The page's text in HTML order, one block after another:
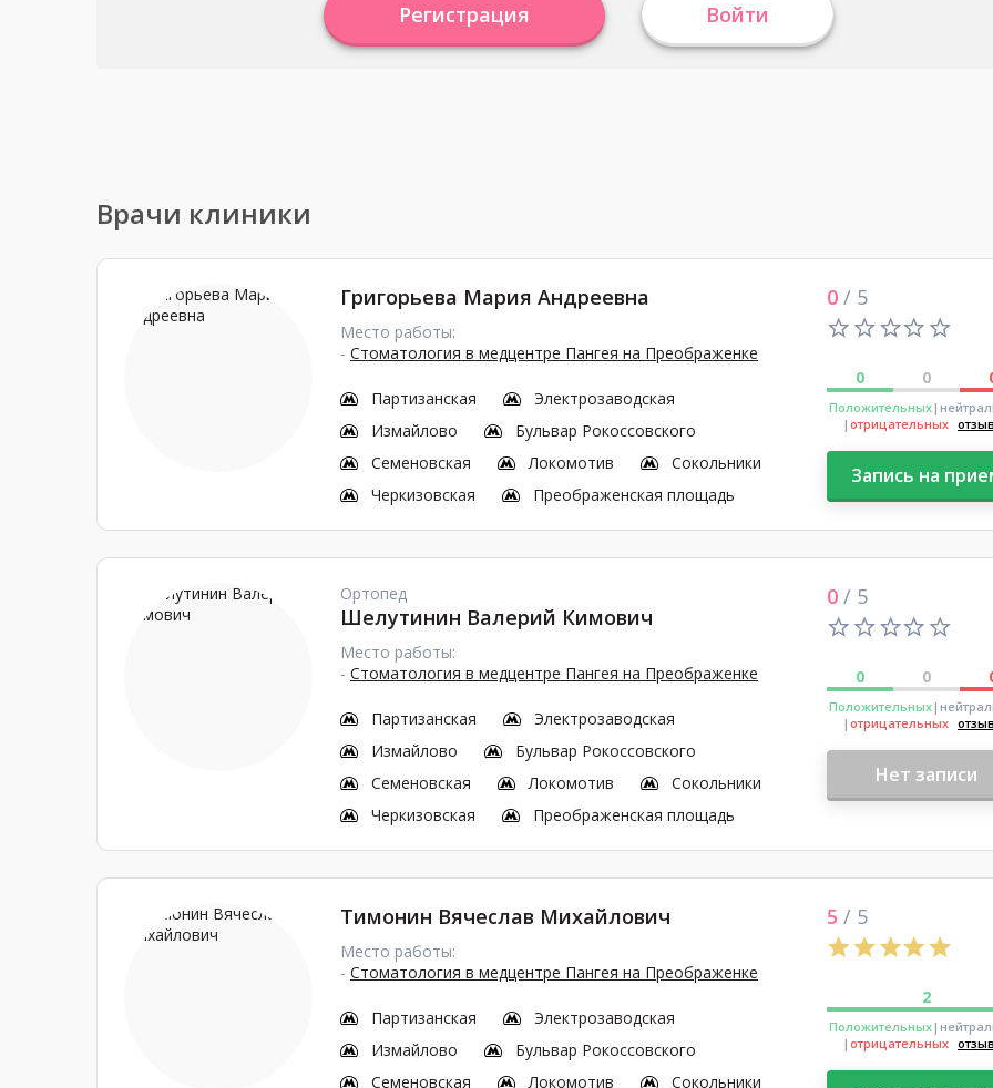
Регистрация Войти
Врачи клиники
Григорьева Мария Андреевна
Место работы:
- Стоматология в медцентре Пангея на Преображенке
Партизанская
Электрозаводская
Измайлово
Бульвар Рокоссовского
Семеновская
Локомотив
Сокольники
Черкизовская
Преображенская площадь
0 / 5
0 0
Положительных
| отрицательных
Запись на
Ортопед
Шелутинин Валерий Кимович
Место работы:
- Стоматология в медцентре Пангея на Преображенке
Партизанская
Электрозаводская
Измайлово
Бульвар Рокоссовского
Семеновская
Локомотив
Сокольники
Черкизовская
Преображенская площадь
0 / 5
0 0
Положительных
| отрицательных
Нет записи
Тимонин Вячеслав Михайлович
Место работы:
- Стоматология в медцентре Пангея на Преображенке
Партизанская
Электрозаводская
Измайлово
Бульвар Рокоссовского
Семеновская
Локомотив
Сокольники
5 / 5
2
Положительных
| отрицательных